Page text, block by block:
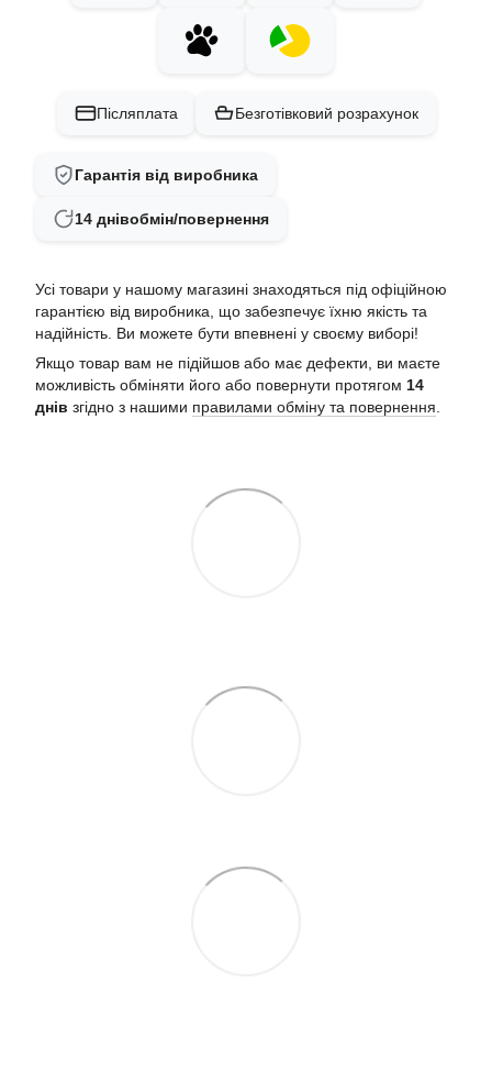
Післяплата Безготівковий розрахунок
Гарантія від виробника
14 днівобмін/повернення
Усі товари у нашому магазині знаходяться під офіційною
гарантією від виробника, що забезпечує їхню якість та
надійність. Ви можете бути впевнені у своєму виборі!
Якщо товар вам не підійшов або має дефекти, ви маєте
можливість обміняти його або повернути протягом 14
днів згідно з нашими правилами обміну та повернення